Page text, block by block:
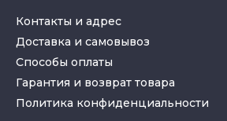
Контакты и адрес
Доставка и самовывоз
Способы оплаты
Гарантия и возврат товара
Политика конфиденциальности